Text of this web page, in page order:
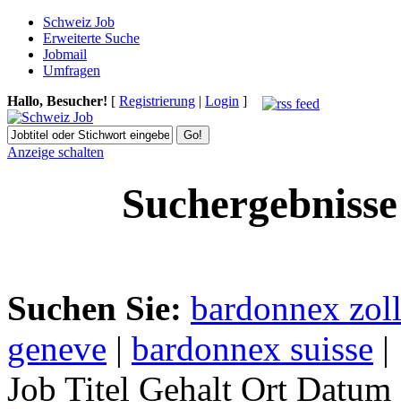
Schweiz Job
Erweiterte Suche
Jobmail
Umfragen
Hallo, Besucher! [ Registrierung | Login ]
Anzeige schalten
Suchen Sie: bardonnex zoll
geneve | bardonnex suisse |
Job Titel Gehalt Ort Datum